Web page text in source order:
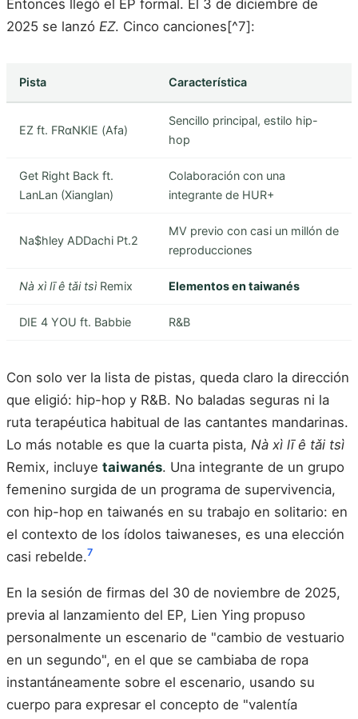
Entonces llegó el EP formal. El 3 de diciembre de
2025 se lanzó EZ. Cinco canciones[^7]:
Pista Característica
EZ ft. FRαNKIE (Afa)
Sencillo principal, estilo hip-
hop
Get Right Back ft.
LanLan (Xianglan)
Colaboración con una
integrante de HUR+
Na$hley ADDachi Pt.2
MV previo con casi un millón de
reproducciones
Nà xì lī ê tǎi tsì Remix Elementos en taiwanés
DIE 4 YOU ft. Babbie R&B
Con solo ver la lista de pistas, queda claro la dirección
que eligió: hip-hop y R&B. No baladas seguras ni la
ruta terapéutica habitual de las cantantes mandarinas.
Lo más notable es que la cuarta pista, Nà xì lī ê tǎi tsì
Remix, incluye taiwanés. Una integrante de un grupo
femenino surgida de un programa de supervivencia,
con hip-hop en taiwanés en su trabajo en solitario: en
el contexto de los ídolos taiwaneses, es una elección
casi rebelde.7
En la sesión de firmas del 30 de noviembre de 2025,
previa al lanzamiento del EP, Lien Ying propuso
personalmente un escenario de "cambio de vestuario
en un segundo", en el que se cambiaba de ropa
instantáneamente sobre el escenario, usando su
cuerpo para expresar el concepto de "valentía